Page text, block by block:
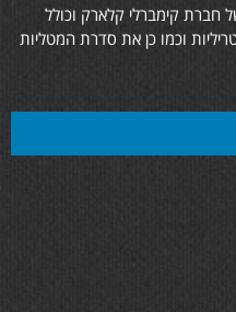
קימברלי קלארק וכולל
וכמו כן את סדרת המטליות